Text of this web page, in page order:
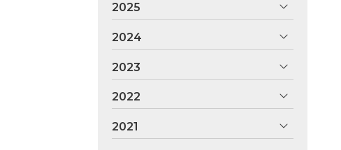
2025
2024
2023
2022
2021